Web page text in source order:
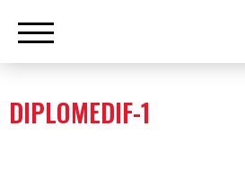
DIPLOMEDIF-1